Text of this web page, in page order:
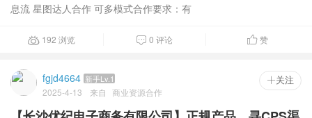
息流 星图达人合作 可多模式合作要求：有
 192 浏览  0 评论 赞
fgjd4664 新手Lv.1
2025-4-13 来自 商业资源合作
 关注